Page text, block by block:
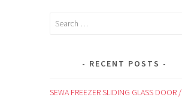
Search
RECENT POSTS
SEWA FREEZER SLIDING GLASS DOOR /